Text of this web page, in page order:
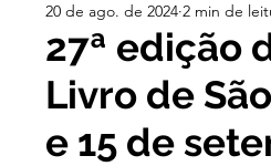
27ª edição
Livro de
e 15 de
20 de ago. de 2024 2 min de